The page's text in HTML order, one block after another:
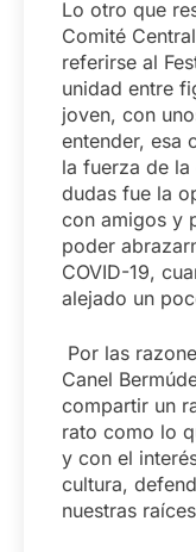
Lo otro que
Comité
referirse al
unidad entre
joven, con
entender, esa
la fuerza de la
dudas fue la
con amigos y
poder
COVID-19,
alejado un
Por las
Canel
compartir un
rato como lo
y con el
cultura,
nuestras